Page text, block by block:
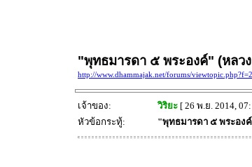
"พุทธมารดา ๕ พระองค์" (หล
http://www.dhammajak.net/forums/
เจ้าของ: วิริยะ [ 26 พ.ย. 2014,
หัวข้อกระทู้:
"พุทธมารดา ๕ พระอง